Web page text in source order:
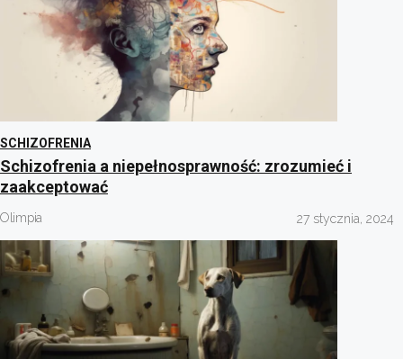
SCHIZOFRENIA
Schizofrenia a niepełnosprawność: zrozumieć i
zaakceptować
Olimpia 27 stycznia, 2024